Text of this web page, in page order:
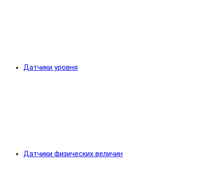
Датчики уровня
Датчики физических величин